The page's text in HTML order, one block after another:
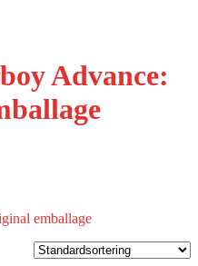
Advance:
emballage